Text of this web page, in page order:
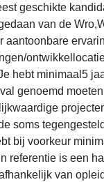
geschikte
van de
hebt minimaal5
genoemd
soms
bij voorkeur
referentie is een
van